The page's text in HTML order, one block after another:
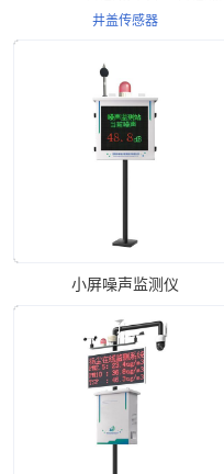
井盖传感器
小屏噪声监测仪